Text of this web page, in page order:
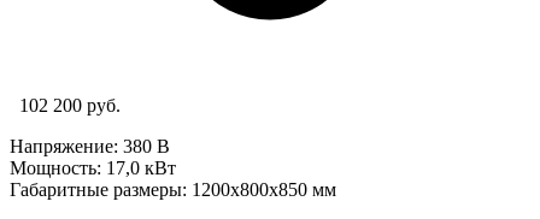
102 200 руб.
Напряжение: 380 В
Мощность: 17,0 кВт
Габаритные размеры: 1200х800х850 мм